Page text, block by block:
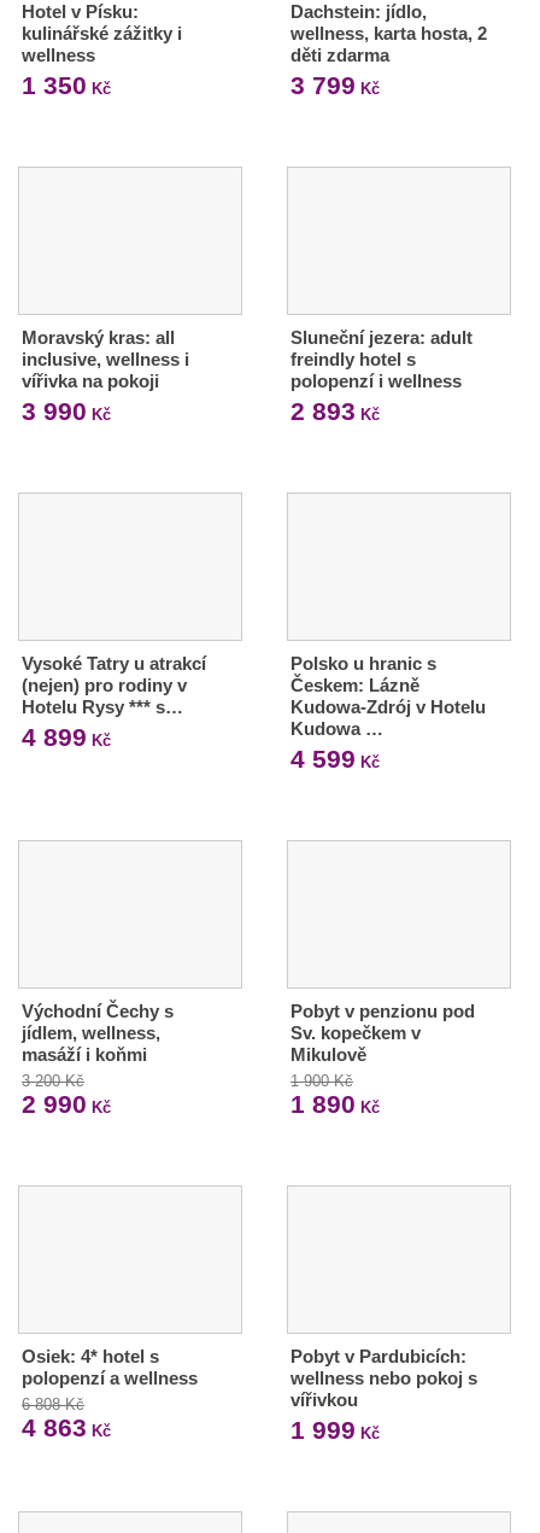
Hotel v Písku:
kulinářské zážitky i
wellness
1 350 Kč
Dachstein: jídlo,
wellness, karta hosta, 2
děti zdarma
3 799 Kč
Moravský kras: all
inclusive, wellness i
vířivka na pokoji
3 990 Kč
Sluneční jezera: adult
freindly hotel s
polopenzí i wellness
2 893 Kč
Vysoké Tatry u atrakcí
(nejen) pro rodiny v
Hotelu Rysy *** s…
4 899 Kč
Polsko u hranic s
Českem: Lázně
Kudowa-Zdrój v Hotelu
Kudowa …
4 599 Kč
Východní Čechy s
jídlem, wellness,
masáží i koňmi
3 200 Kč
2 990 Kč
Pobyt v penzionu pod
Sv. kopečkem v
Mikulově
1 900 Kč
1 890 Kč
Osiek: 4* hotel s
polopenzí a wellness
6 808 Kč
4 863 Kč
Pobyt v Pardubicích:
wellness nebo pokoj s
vířivkou
1 999 Kč